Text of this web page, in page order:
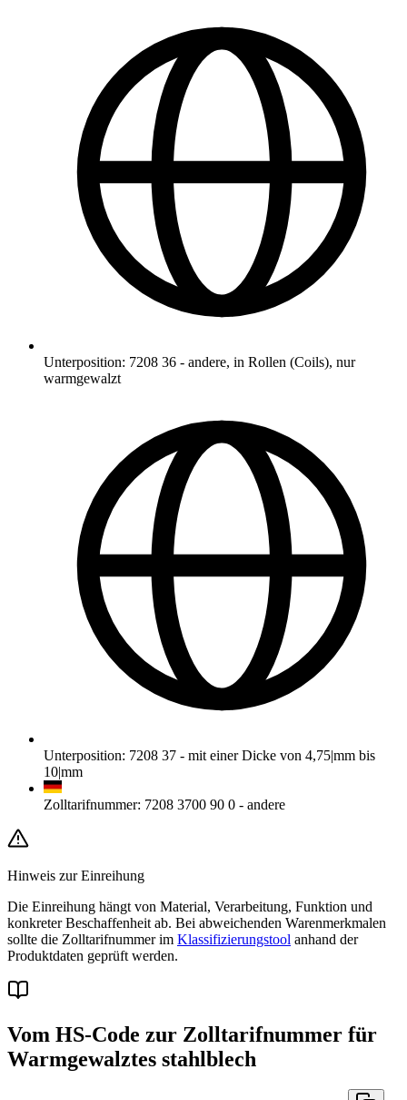
Unterposition: 7208 36 - andere, in Rollen (Coils), nur
warmgewalzt
Unterposition: 7208 37 - mit einer Dicke von 4,75|mm bis
10|mm
Zolltarifnummer: 7208 3700 90 0 - andere
Hinweis zur Einreihung
Die Einreihung hängt von Material, Verarbeitung, Funktion und
konkreter Beschaffenheit ab. Bei abweichenden Warenmerkmalen
sollte die Zolltarifnummer im Klassifizierungstool anhand der
Produktdaten geprüft werden.
Vom HS-Code zur Zolltarifnummer für
Warmgewalztes stahlblech